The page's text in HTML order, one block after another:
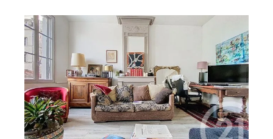
ROCHEFORT 17
98,40 m
Ref : 1532
Appartement F4 à vendre
244 300 €
HYPERCENTRE historique de ROCHEFORT, Bel